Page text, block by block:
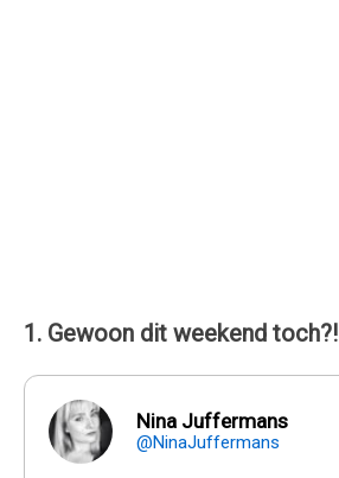
1. Gewoon dit weekend toch?!
Nina Juffermans
@NinaJuffermans